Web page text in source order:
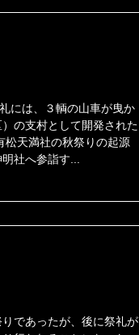
には、３輌の山車が曳か
の支村として開発された
松天満社の秋祭りの起源
社へ参詣す...
であったが、後に祭礼が